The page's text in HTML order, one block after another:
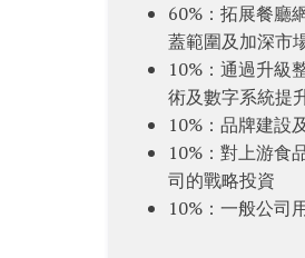
60%：拓展餐廳
蓋範圍及加深市
10%：通過升級
術及數字系統提
10%：品牌建設
10%：對上游食
司的戰略投資
10%：一般公司